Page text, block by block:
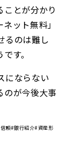
ことが分かり
ット無料」
るのは難し
す。
にならない
のが今後大事
頼#銀行紹介#資産形